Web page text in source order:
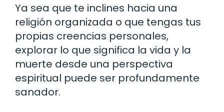
Ya sea que te inclines hacia una
religión organizada o que tengas tus
propias creencias personales,
explorar lo que significa la vida y la
muerte desde una perspectiva
espiritual puede ser profundamente
sanador.